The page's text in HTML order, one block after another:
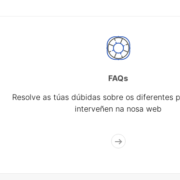
FAQs
Resolve as túas dúbidas sobre os diferentes
interveñen na nosa web